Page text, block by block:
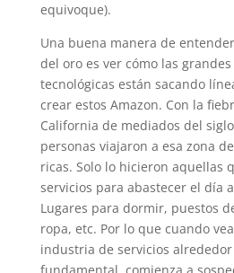
equivoque).
Una buena manera de
del oro es ver cómo las
tecnológicas están sacando
crear estos Amazon. Con la
California de mediados del
personas viajaron a esa zona
ricas. Solo lo hicieron aquellas
servicios para abastecer el día
Lugares para dormir, puestos
ropa, etc. Por lo que cuando
industria de servicios